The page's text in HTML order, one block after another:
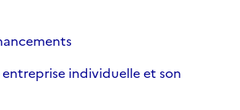
individuelle et son